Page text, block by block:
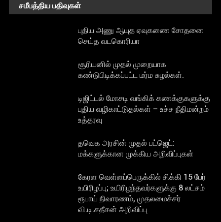
சமீபத்திய பதிவுகள்
புதிய அணு ஆயுத ஏவுகணை சோதனை
செய்த வடகொரியா
சூரியனில் முதல் முறையாக
கண்டுபிடிக்கப்பட்ட மர்ம சுழல்கள்.
டிஜிட்டல் மோசடி வங்கிக் கணக்குகளுக்கு
புதிய வழிகாட்டுதல்கள் – உச்ச நீதிமன்றம்
உத்தரவு
தவெக அரசின் முதல் பட்ஜெட்:
மக்களுக்கான முக்கிய அறிவிப்புகள்
கேரள வெள்ளப்பெருக்கில் சிக்கி 15 பேர்
உயிரிழப்பு; உயிரிழந்தவர்களுக்கு 8 லட்சம்
ரூபாய் நிவாரணம், முதலமைச்சர்
வி.டி.சதீசன் அறிவிப்பு